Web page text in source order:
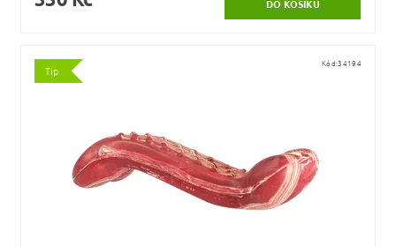
Tip
Kód:34194